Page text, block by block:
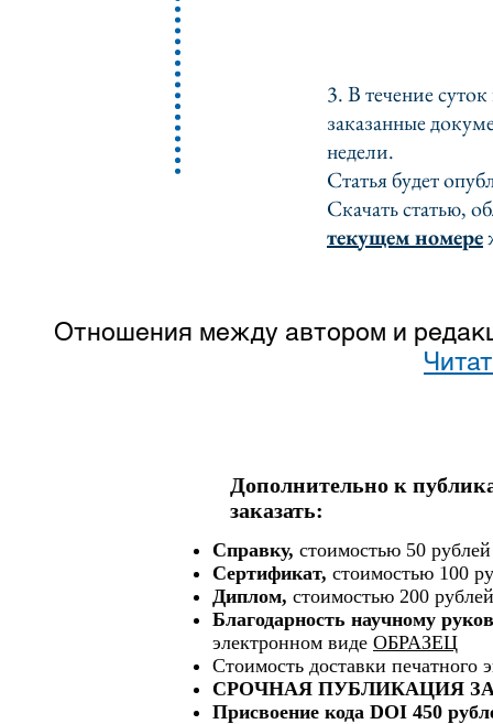
3. В течение
заказанные
недели.
Статья будет
Скачать статью,
текущем номере
Отношения между автором и
Дополнительно к
заказать:
Справку, стоимостью 50
Сертификат, стоимостью 100
Диплом, стоимостью 200
Благодарность научному
электронном виде ОБРАЗЕЦ
Стоимость доставки печатного
СРОЧНАЯ ПУБЛИКАЦИЯ ЗА
Присвоение кода DOI 450